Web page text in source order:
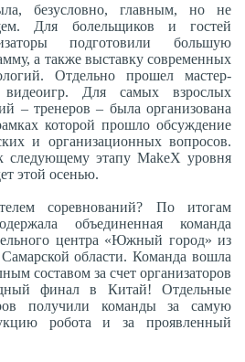
безусловно, главным, но не
Для болельщиков и гостей
подготовили большую
а также выставку современных
Отдельно прошел мастер-
видеоигр. Для самых взрослых
– тренеров – была организована
которой прошло обсуждение
и организационных вопросов.
следующему этапу MakeX уровня
этой осенью.
соревнований? По итогам
объединенная команда
центра «Южный город» из
области. Команда вошла
составом за счет организаторов
финал в Китай! Отдельные
получили команды за самую
робота и за проявленный